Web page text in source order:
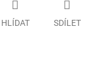
HLÍDAT SDÍLET